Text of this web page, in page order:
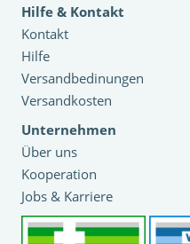
Hilfe & Kontakt
Kontakt
Hilfe
Versandbedinungen
Versandkosten
Unternehmen
Über uns
Kooperation
Jobs & Karriere